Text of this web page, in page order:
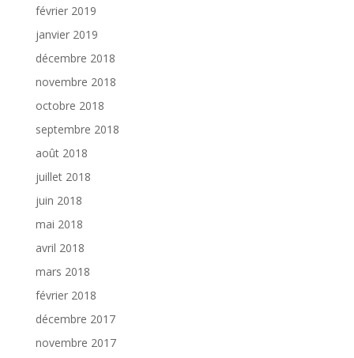
février 2019
janvier 2019
décembre 2018
novembre 2018
octobre 2018
septembre 2018
août 2018
juillet 2018
juin 2018
mai 2018
avril 2018
mars 2018
février 2018
décembre 2017
novembre 2017